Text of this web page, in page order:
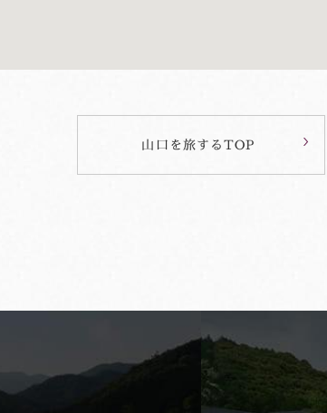
山口を旅するTOP